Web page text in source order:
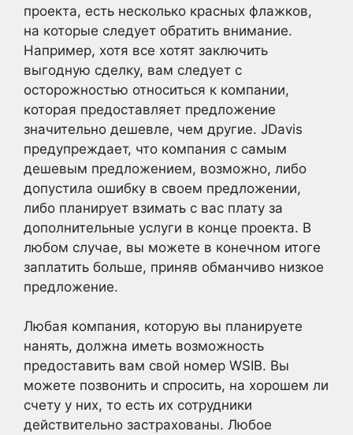
проекта, есть несколько красных флажков,
на которые следует обратить внимание.
Например, хотя все хотят заключить
выгодную сделку, вам следует с
осторожностью относиться к компании,
которая предоставляет предложение
значительно дешевле, чем другие. JDavis
предупреждает, что компания с самым
дешевым предложением, возможно, либо
допустила ошибку в своем предложении,
либо планирует взимать с вас плату за
дополнительные услуги в конце проекта. В
любом случае, вы можете в конечном итоге
заплатить больше, приняв обманчиво низкое
предложение.
Любая компания, которую вы планируете
нанять, должна иметь возможность
предоставить вам свой номер WSIB. Вы
можете позвонить и спросить, на хорошем ли
счету у них, то есть их сотрудники
действительно застрахованы. Любое